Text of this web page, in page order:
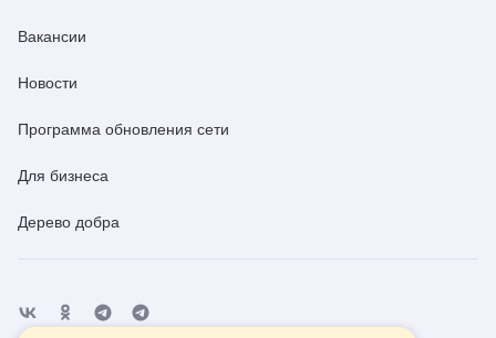
Вакансии
Новости
Программа обновления сети
Для бизнеса
Дерево добра